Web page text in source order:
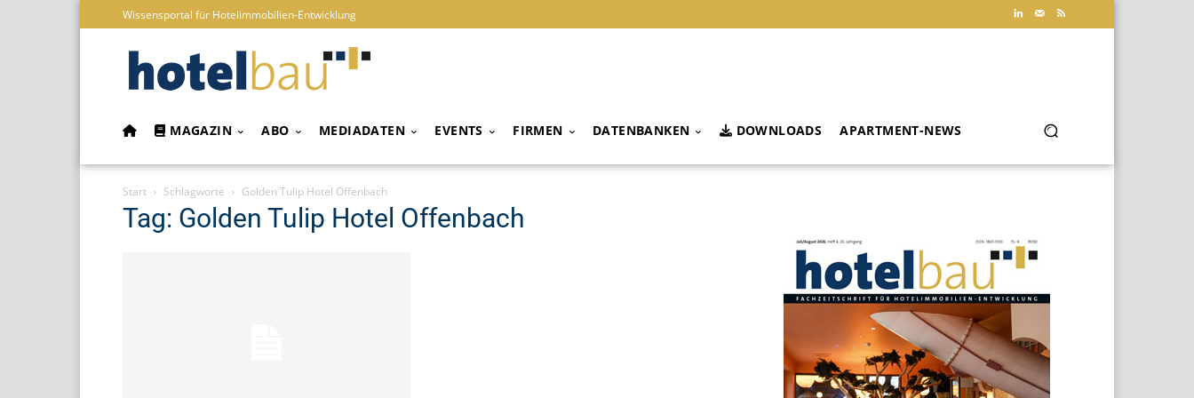
Wissensportal für Hotelimmobilien-Entwicklung
MAGAZIN ABO MEDIADATEN EVENTS FIRMEN DATENBANKEN DOWNLOADS APARTMENT-NEWS
Start Schlagworte Golden Tulip Hotel Offenbach
Tag: Golden Tulip Hotel Offenbach